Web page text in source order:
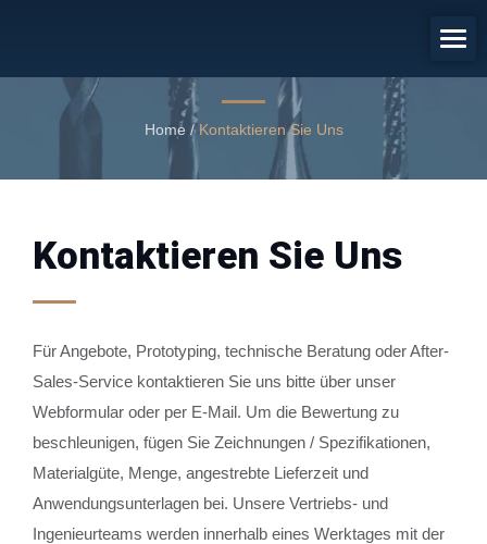
Home / Kontaktieren Sie Uns
Kontaktieren Sie Uns
Für Angebote, Prototyping, technische Beratung oder After-
Sales-Service kontaktieren Sie uns bitte über unser
Webformular oder per E-Mail. Um die Bewertung zu
beschleunigen, fügen Sie Zeichnungen / Spezifikationen,
Materialgüte, Menge, angestrebte Lieferzeit und
Anwendungsunterlagen bei. Unsere Vertriebs- und
Ingenieurteams werden innerhalb eines Werktages mit der